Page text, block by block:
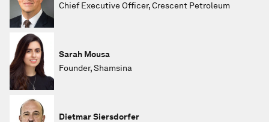
Chief Executive Officer, Crescent Petroleum
Sarah Mousa
Founder, Shamsina
Dietmar Siersdorfer